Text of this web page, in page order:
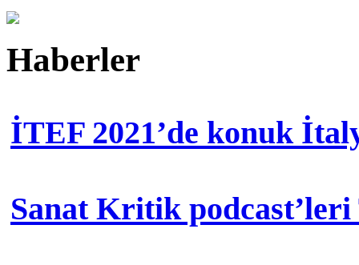
Haberler
İTEF 2021’de konuk
Sanat Kritik podcast’leri